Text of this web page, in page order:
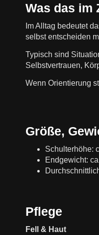
Was das im
Im Alltag bedeutet
selbst entscheiden
Typisch sind
Selbstvertrauen,
Wenn Orientierung
Größe,
Schulterhöhe:
Endgewicht:
Pflege
Fell & Haut